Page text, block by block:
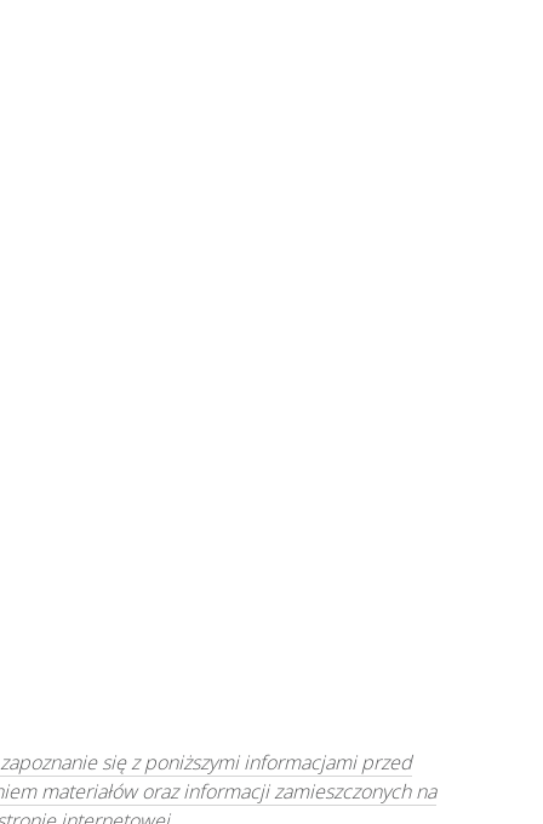
się z poniższymi informacjami przed
materiałów oraz informacji zamieszczonych na